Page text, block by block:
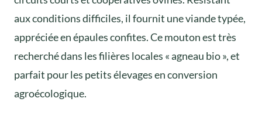
aux conditions difficiles, il fournit une viande typée,
appréciée en épaules confites. Ce mouton est très
recherché dans les filières locales « agneau bio », et
parfait pour les petits élevages en conversion
agroécologique.